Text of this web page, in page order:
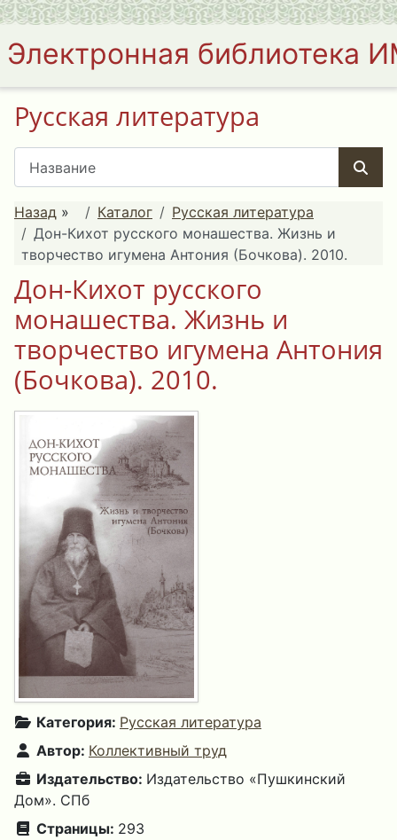
Электронная библиотека
Русская литература
Назад » Каталог
Русская литература
Дон-Кихот русского монашества. Жизнь и
творчество игумена Антония (Бочкова). 2010.
Дон-Кихот русского
монашества. Жизнь и
творчество игумена Антония
(Бочкова). 2010.
Категория: Русская литература
Автор: Коллективный труд
Издательство: Издательство «Пушкинский
Дом». СПб
Страницы: 293